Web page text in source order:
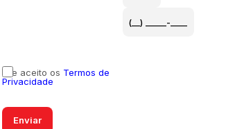
Li e aceito os Termos de
Privacidade